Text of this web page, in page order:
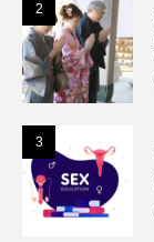
2
3